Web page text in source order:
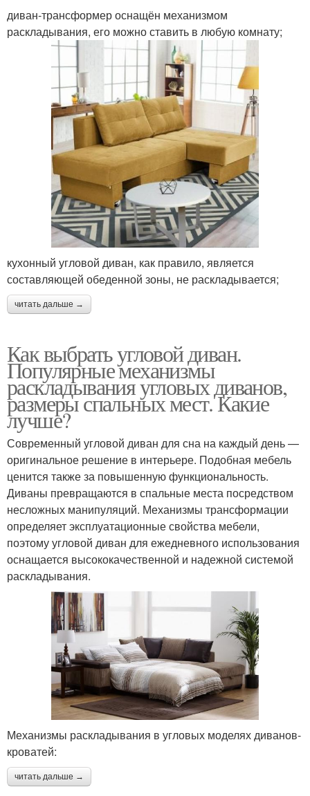
диван-трансформер оснащён механизмом
раскладывания, его можно ставить в любую комнату;
кухонный угловой диван, как правило, является
составляющей обеденной зоны, не раскладывается;
читать дальше →
Как выбрать угловой диван.
Популярные механизмы
раскладывания угловых диванов,
размеры спальных мест. Какие
лучше?
Современный угловой диван для сна на каждый день —
оригинальное решение в интерьере. Подобная мебель
ценится также за повышенную функциональность.
Диваны превращаются в спальные места посредством
несложных манипуляций. Механизмы трансформации
определяет эксплуатационные свойства мебели,
поэтому угловой диван для ежедневного использования
оснащается высококачественной и надежной системой
раскладывания.
Механизмы раскладывания в угловых моделях диванов-
кроватей:
читать дальше →